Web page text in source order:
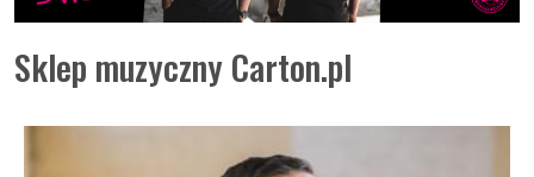
Sklep muzyczny Carton.pl